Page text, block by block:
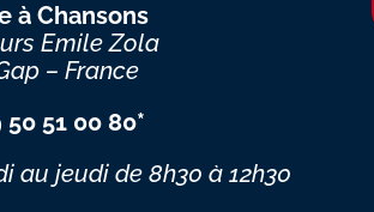
à Chansons
Emile Zola
– France
50 51 00 80*
au jeudide 8h30 à 12h30